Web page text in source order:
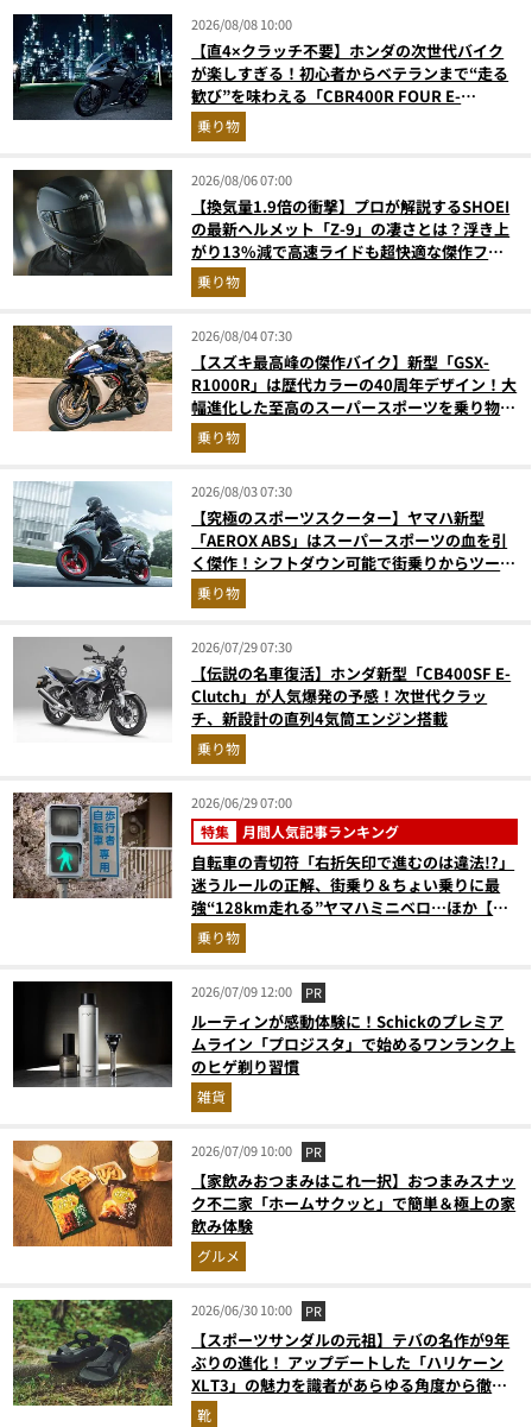
2026/08/08 10:00
【直4×クラッチ不要】ホンダの次世代バイク
が楽しすぎる！初心者からベテランまで“走る
歓び”を味わえる「CBR400R FOUR E-
Clutch」を徹底解説
乗り物
2026/08/06 07:00
【換気量1.9倍の衝撃】プロが解説するSHOEI
の最新ヘルメット「Z-9」の凄さとは？浮き上
がり13%減で高速ライドも超快適な傑作フル
フェイス
乗り物
2026/08/04 07:30
【スズキ最高峰の傑作バイク】新型「GSX-
R1000R」は歴代カラーの40周年デザイン！大
幅進化した至高のスーパースポーツを乗り物ラ
イターが解説
乗り物
2026/08/03 07:30
【究極のスポーツスクーター】ヤマハ新型
「AEROX ABS」はスーパースポーツの血を引
く傑作！シフトダウン可能で街乗りからツーリ
ングまで最強
乗り物
2026/07/29 07:30
【伝説の名車復活】ホンダ新型「CB400SF E-
Clutch」が人気爆発の予感！次世代クラッ
チ、新設計の直列4気筒エンジン搭載
乗り物
2026/06/29 07:00
特集 月間人気記事ランキング
自転車の青切符「右折矢印で進むのは違法!?」
迷うルールの正解、街乗り＆ちょい乗りに最
強“128km走れる”ヤマハミニベロ…ほか【自
転車の人気記事ランキングベスト3】（2026年
5月版）
乗り物
2026/07/09 12:00 PR
ルーティンが感動体験に！Schickのプレミア
ムライン「プロジスタ」で始めるワンランク上
のヒゲ剃り習慣
雑貨
2026/07/09 10:00 PR
【家飲みおつまみはこれ一択】おつまみスナッ
ク不二家「ホームサクッと」で簡単＆極上の家
飲み体験
グルメ
2026/06/30 10:00 PR
【スポーツサンダルの元祖】テバの名作が9年
ぶりの進化！ アップデートした「ハリケーン
XLT3」の魅力を識者があらゆる角度から徹底
解説！
靴